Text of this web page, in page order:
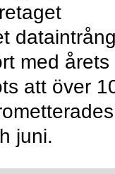
med årets
att över
juni.